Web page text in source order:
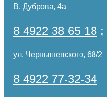
В. Дуброва, 4а
8 4922 38-65-18 ;
ул. Чернышевского, 68/2
8 4922 77-32-34